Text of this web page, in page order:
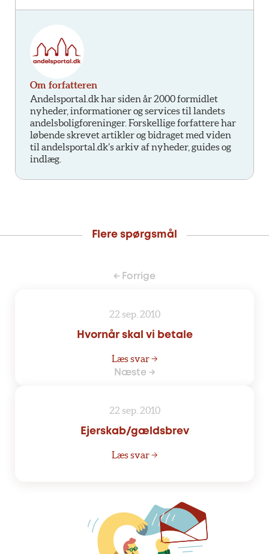
Om forfatteren
Andelsportal.dk har siden år 2000 formidlet
nyheder, informationer og services til landets
andelsboligforeninger. Forskellige forfattere har
løbende skrevet artikler og bidraget med viden
til andelsportal.dk’s arkiv af nyheder, guides og
indlæg.
Flere spørgsmål
← Forrige
22 sep. 2010
Hvornår skal vi betale
Læs svar →
Næste →
22 sep. 2010
Ejerskab/gældsbrev
Læs svar →